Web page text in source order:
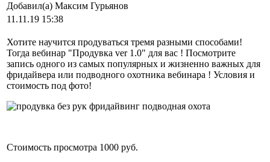
Добавил(а) Максим Гурьянов
11.11.19 15:38
Хотите научится продуваться тремя разными способами!
Тогда вебинар "Продувка ver 1.0" для вас ! Посмотрите
запись одного из самых популярных и жизненно важных для
фридайвера или подводного охотника вебинара ! Условия и
стоимость под фото!
Стоимость просмотра 1000 руб.